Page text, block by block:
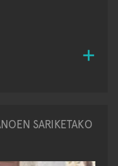
SARIKETAKO